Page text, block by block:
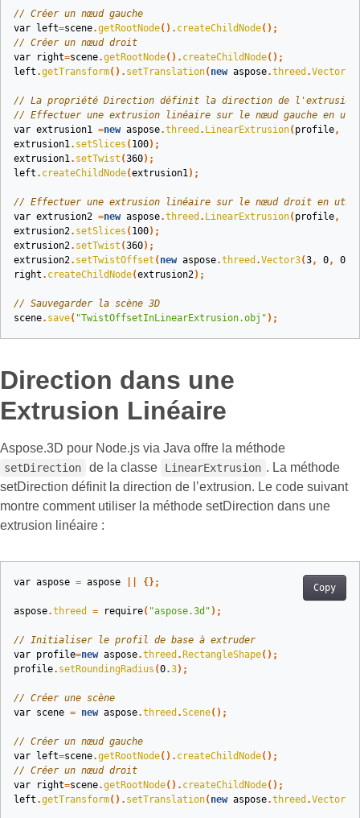
// Créer un nœud gauche
var
left=scene.getRootNode(). createChildNode();
// Créer un nœud droit
var
right=scene.getRootNode(). createChildNode();
left .getTransform(). setTranslation( new aspose.threed .Vector3
// La propriété Direction définit la direction de
// Effectuer une extrusion linéaire sur le nœud gauche en
var extrusion1 =new aspose.threed . LinearExtrusion( profile,
extrusion1. setSlices ( 100);
extrusion1. setTwist (360);
left . createChildNode(extrusion1);
// Effectuer une extrusion linéaire sur le nœud droit en
var extrusion2 =new aspose.threed . LinearExtrusion( profile,
extrusion2. setSlices ( 100);
extrusion2. setTwist (360);
extrusion2. setTwistOffset ( new aspose.threed .Vector3(3, 0, 0
right . createChildNode(extrusion2);
// Sauvegarder la scène 3D
scene. save( "TwistOffsetInLinearExtrusion.obj" );
Direction dans une
Extrusion Linéaire
Aspose.3D pour Node.js via Java offre la méthode
setDirection de la classe LinearExtrusion . La méthode
setDirection définit la direction de l’extrusion. Le code suivant
montre comment utiliser la méthode setDirection dans une
extrusion linéaire :
Copy
var aspose = aspose {};
aspose.threed = require( "aspose.3d" );
// Initialiser le profil de base à extruder
var profile=new aspose.threed . RectangleShape();
profile. setRoundingRadius (0.3);
// Créer une scène
var scene = new aspose.threed .Scene();
// Créer un nœud gauche
var
left=scene.getRootNode(). createChildNode();
// Créer un nœud droit
var
right=scene.getRootNode(). createChildNode();
left .getTransform(). setTranslation( new aspose.threed .Vector3